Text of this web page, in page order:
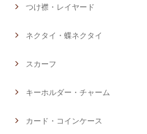
つけ襟・レイヤード
ネクタイ・蝶ネクタイ
スカーフ
キーホルダー・チャーム
カード・コインケース